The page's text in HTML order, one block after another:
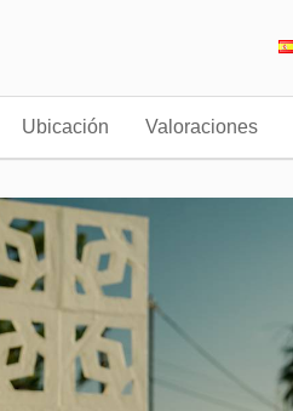
Ubicación Valoraciones